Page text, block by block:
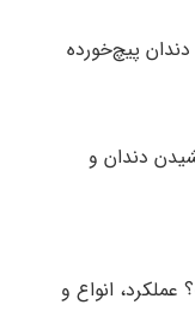
پیچ‌خورده
دندان و
انواع و